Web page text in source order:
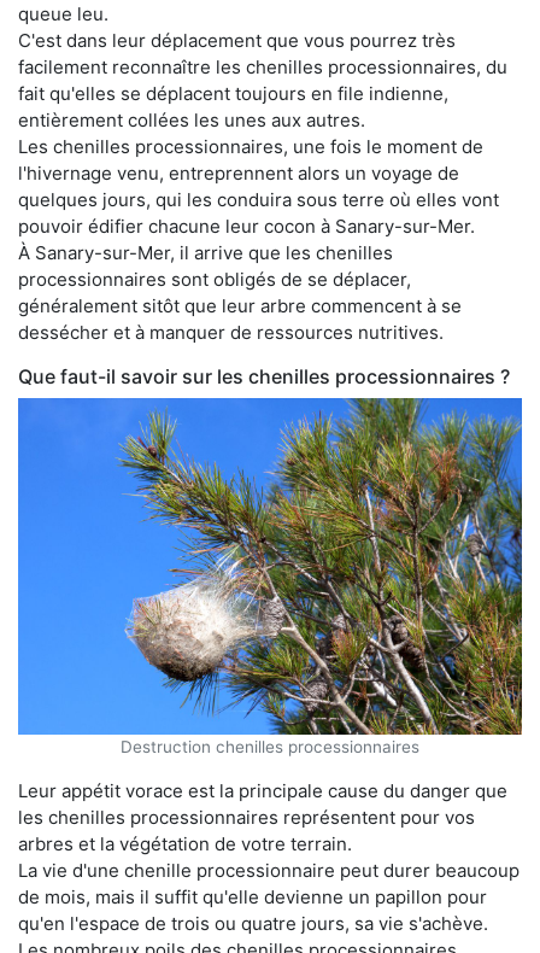
queue leu.
C'est dans leur déplacement que vous pourrez très
facilement reconnaître les chenilles processionnaires, du
fait qu'elles se déplacent toujours en file indienne,
entièrement collées les unes aux autres.
Les chenilles processionnaires, une fois le moment de
l'hivernage venu, entreprennent alors un voyage de
quelques jours, qui les conduira sous terre où elles vont
pouvoir édifier chacune leur cocon à Sanary-sur-Mer.
À Sanary-sur-Mer, il arrive que les chenilles
processionnaires sont obligés de se déplacer,
généralement sitôt que leur arbre commencent à se
dessécher et à manquer de ressources nutritives.
Que faut-il savoir sur les chenilles processionnaires ?
Destruction chenilles processionnaires
Leur appétit vorace est la principale cause du danger que
les chenilles processionnaires représentent pour vos
arbres et la végétation de votre terrain.
La vie d'une chenille processionnaire peut durer beaucoup
de mois, mais il suffit qu'elle devienne un papillon pour
qu'en l'espace de trois ou quatre jours, sa vie s'achève.